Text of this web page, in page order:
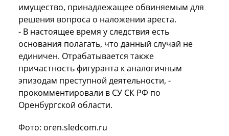
имущество, принадлежащее обвиняемым для
решения вопроса о наложении ареста.
- В настоящее время у следствия есть
основания полагать, что данный случай не
единичен. Отрабатывается также
причастность фигуранта к аналогичным
эпизодам преступной деятельности, -
прокомментировали в СУ СК РФ по
Оренбургской области.
Фото: oren.sledcom.ru